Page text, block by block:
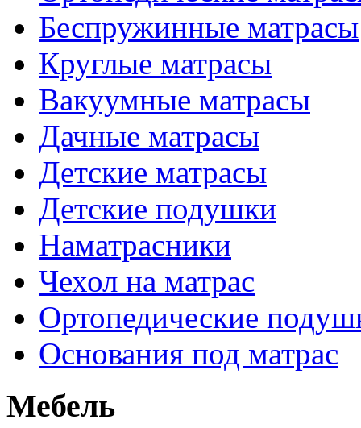
Беспружинные матрасы
Круглые матрасы
Вакуумные матрасы
Дачные матрасы
Детские матрасы
Детские подушки
Наматрасники
Чехол на матрас
Ортопедические
Основания под матрас
Мебель